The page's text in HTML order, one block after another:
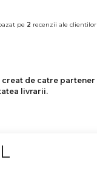
pe 2 recenzii ale clientilor
de catre partener
livrarii.